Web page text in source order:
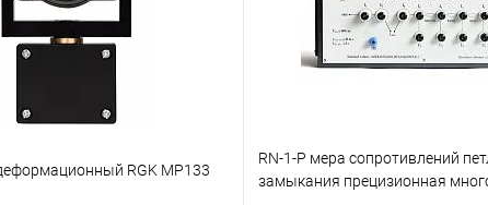
RGK MP133
RN-1-P мера сопротивлений
замыкания прецизионная